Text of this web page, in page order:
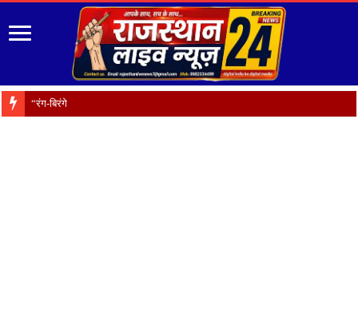
“रंग-बिरंगे फूल हैं प्रकृति